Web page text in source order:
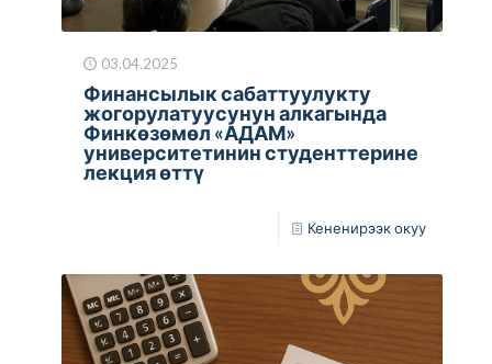
03.04.2025
Финансылык сабаттуулукту
жогорулатуусунун алкагында
Финкөзөмөл «АДАМ»
университетинин студенттерине
лекция өттү
Кененирээк окуу